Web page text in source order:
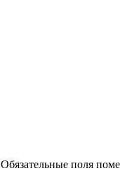
Обязательные поля